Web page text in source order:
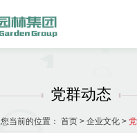
党群动态
您当前的位置： 首页> 企业文化>